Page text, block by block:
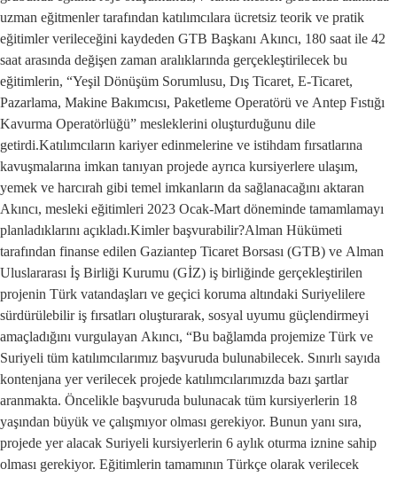
uzman eğitmenler tarafından katılımcılara ücretsiz teorik ve pratik
eğitimler verileceğini kaydeden GTB Başkanı Akıncı, 180 saat ile 42
saat arasında değişen zaman aralıklarında gerçekleştirilecek bu
eğitimlerin, “Yeşil Dönüşüm Sorumlusu, Dış Ticaret, E-Ticaret,
Pazarlama, Makine Bakımcısı, Paketleme Operatörü ve Antep Fıstığı
Kavurma Operatörlüğü” mesleklerini oluşturduğunu dile
getirdi.Katılımcıların kariyer edinmelerine ve istihdam fırsatlarına
kavuşmalarına imkan tanıyan projede ayrıca kursiyerlere ulaşım,
yemek ve harcırah gibi temel imkanların da sağlanacağını aktaran
Akıncı, mesleki eğitimleri 2023 Ocak-Mart döneminde tamamlamayı
planladıklarını açıkladı.Kimler başvurabilir?Alman Hükümeti
tarafından finanse edilen Gaziantep Ticaret Borsası (GTB) ve Alman
Uluslararası İş Birliği Kurumu (GİZ) iş birliğinde gerçekleştirilen
projenin Türk vatandaşları ve geçici koruma altındaki Suriyelilere
sürdürülebilir iş fırsatları oluşturarak, sosyal uyumu güçlendirmeyi
amaçladığını vurgulayan Akıncı, “Bu bağlamda projemize Türk ve
Suriyeli tüm katılımcılarımız başvuruda bulunabilecek. Sınırlı sayıda
kontenjana yer verilecek projede katılımcılarımızda bazı şartlar
aranmakta. Öncelikle başvuruda bulunacak tüm kursiyerlerin 18
yaşından büyük ve çalışmıyor olması gerekiyor. Bunun yanı sıra,
projede yer alacak Suriyeli kursiyerlerin 6 aylık oturma iznine sahip
olması gerekiyor. Eğitimlerin tamamının Türkçe olarak verilecek